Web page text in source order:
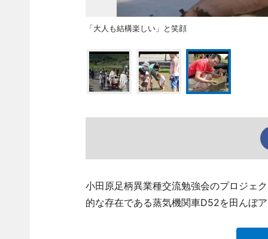
「大人も結構楽しい」と笑顔
小田原足柄異業種交流勉強会のプロジェ
的な存在である蒸気機関車D52を田んぼ